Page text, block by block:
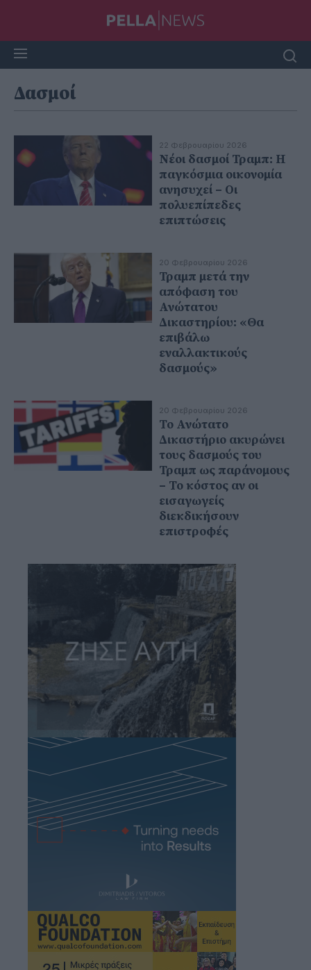
Δασμοί
22 Φεβρουαρίου 2026
Νέοι δασμοί Τραμπ: Η
παγκόσμια οικονομία
ανησυχεί – Οι
πολυεπίπεδες
επιπτώσεις
20 Φεβρουαρίου 2026
Τραμπ μετά την
απόφαση του
Ανώτατου
Δικαστηρίου: «Θα
επιβάλω
εναλλακτικούς
δασμούς»
20 Φεβρουαρίου 2026
Το Ανώτατο
Δικαστήριο ακυρώνει
τους δασμούς του
Τραμπ ως παράνομους
– Το κόστος αν οι
εισαγωγείς
διεκδικήσουν
επιστροφές